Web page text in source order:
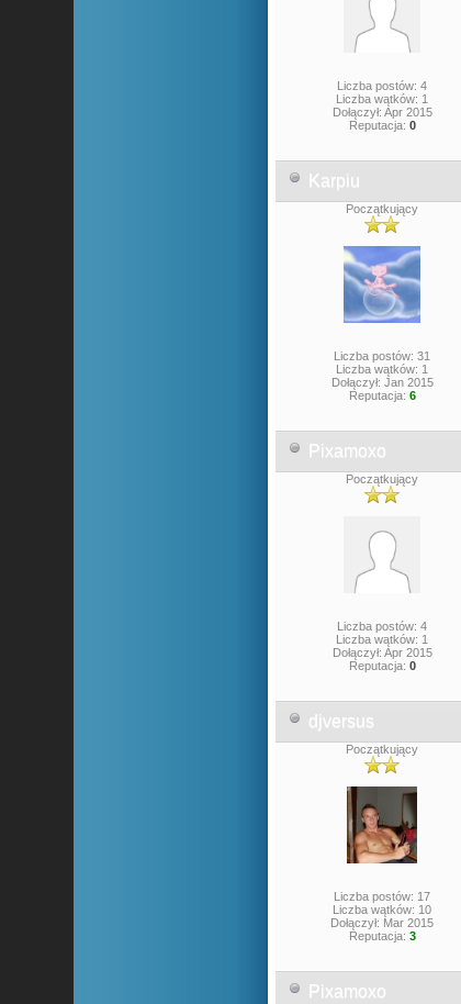
Liczba postów: 4
Liczba wątków: 1
Dołączył: Apr 2015
Reputacja: 0
Karpiu
Początkujący
Liczba postów: 31
Liczba wątków: 1
Dołączył: Jan 2015
Reputacja: 6
Pixamoxo
Początkujący
Liczba postów: 4
Liczba wątków: 1
Dołączył: Apr 2015
Reputacja: 0
djversus
Początkujący
Liczba postów: 17
Liczba wątków: 10
Dołączył: Mar 2015
Reputacja: 3
Pixamoxo